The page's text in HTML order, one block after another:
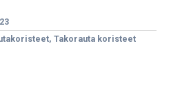
, Takorauta koristeet